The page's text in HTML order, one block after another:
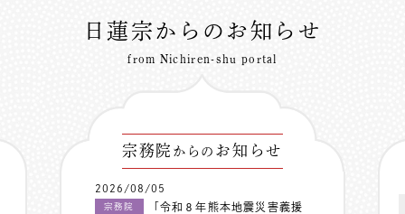
日蓮宗からのお知らせ
from Nichiren-shu portal
宗務院 からの お知らせ
2026/08/05
宗務院
「令和８年熊本地震災害義援